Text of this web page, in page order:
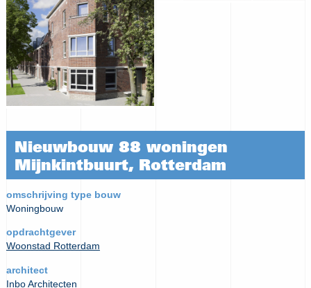
Nieuwbouw 88 woningen
Mijnkintbuurt, Rotterdam
omschrijving type bouw
Woningbouw
opdrachtgever
Woonstad Rotterdam
architect
Inbo Architecten